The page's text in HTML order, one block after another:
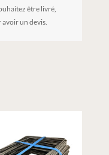
être livré,
avoir un devis.